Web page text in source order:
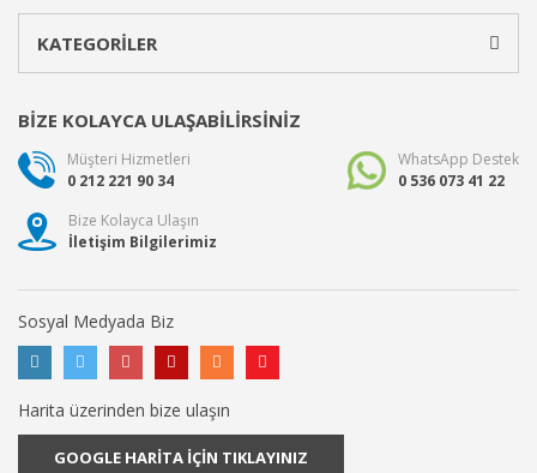
KATEGORİLER
BİZE KOLAYCA ULAŞABİLİRSİNİZ
Müşteri Hizmetleri
0 212 221 90 34
WhatsApp Destek
0 536 073 41 22
Bize Kolayca Ulaşın
İletişim Bilgilerimiz
Sosyal Medyada Biz
Harita üzerinden bize ulaşın
GOOGLE HARİTA İÇİN TIKLAYINIZ